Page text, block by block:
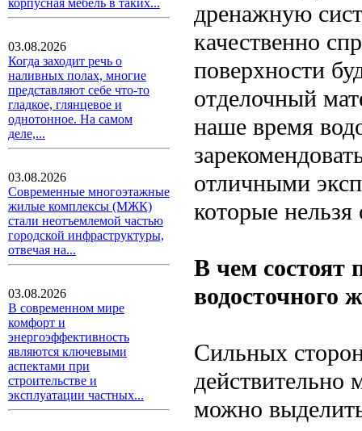
корпусная мебель в таких...
03.08.2026
Когда заходит речь о
наливных полах, многие
представляют себе что-то
гладкое, глянцевое и
однотонное. На самом
деле,...
03.08.2026
Современные многоэтажные
жилые комплексы (МЖК)
стали неотъемлемой частью
городской инфраструктуры,
отвечая на...
03.08.2026
В современном мире
комфорт и
энергоэффективность
являются ключевыми
аспектами при
строительстве и
эксплуатации частных...
дренажную
качественно
поверхности
отделочный
наше время
отличными
которые нельзя
В чем состоят
водосточного
Сильных
действительно
можно